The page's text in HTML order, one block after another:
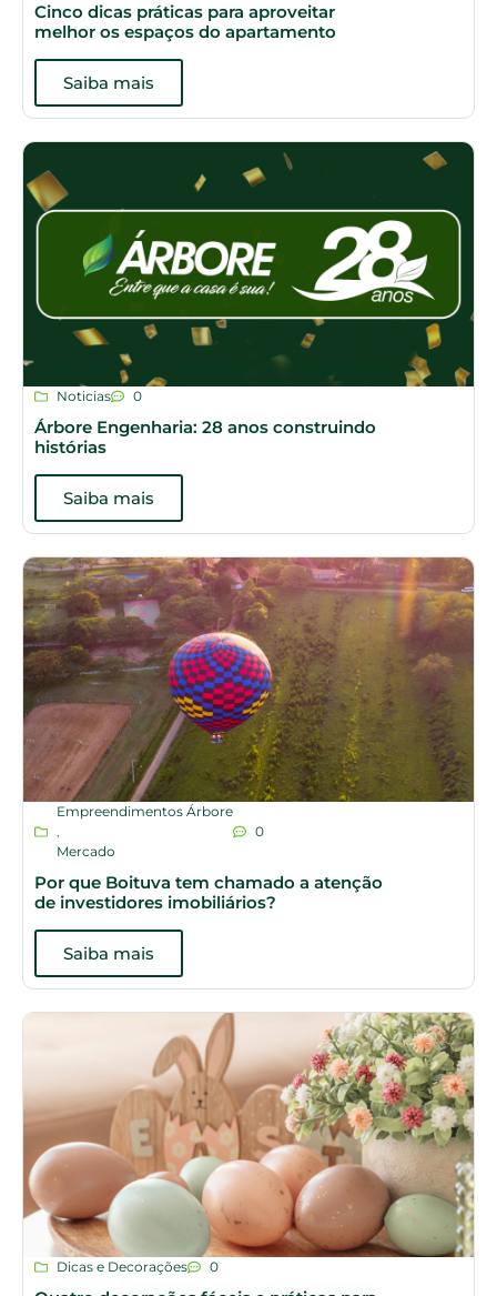
Cinco dicas práticas para aproveitar
melhor os espaços do apartamento
Saiba mais
Noticias 0
Árbore Engenharia: 28 anos construindo
histórias
Saiba mais
Empreendimentos Árbore
,
Mercado
0
Por que Boituva tem chamado a atenção
de investidores imobiliários?
Saiba mais
Dicas e Decorações 0